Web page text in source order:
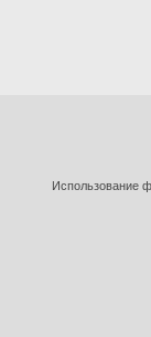
Использование